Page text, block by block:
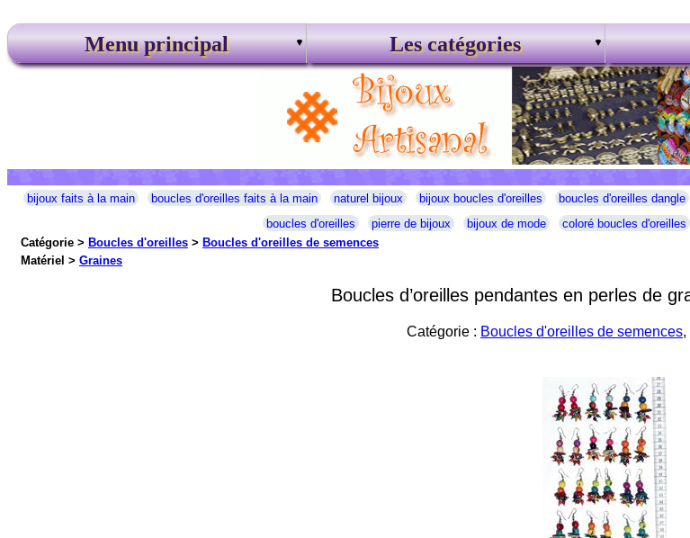
Menu principal Les catégories
bijoux faits à la main boucles d'oreilles faits à la main naturel bijoux bijoux boucles d'oreilles boucles d'oreilles dangle
boucles d'oreilles
pierre de bijoux bijoux de mode coloré boucles d'oreilles
Catégorie > Boucles d'oreilles > Boucles d'oreilles de semences
Matériel > Graines
Boucles d’oreilles pendantes en perles de
Catégorie : Boucles d'oreilles de semences,